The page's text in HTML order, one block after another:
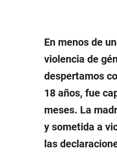
En menos de
violencia de
despertamos
18 años, fue
meses. La
y sometida a
las